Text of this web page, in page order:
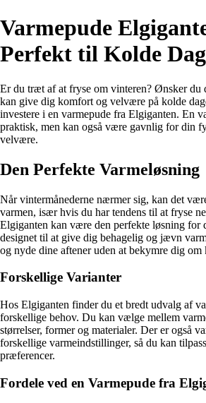
Varmepude
Perfekt til Kolde
Er du træt af at fryse om vinteren? Ønsker du
kan give dig komfort og velvære på kolde
investere i en varmepude fra Elgiganten. En
praktisk, men kan også være gavnlig for din
velvære.
Den Perfekte Varmeløsning
Når vintermånederne nærmer sig, kan det
varmen, især hvis du har tendens til at fryse
Elgiganten kan være den perfekte løsning for
designet til at give dig behagelig og jævn
og nyde dine aftener uden at bekymre dig om
Forskellige Varianter
Hos Elgiganten finder du et bredt udvalg af
forskellige behov. Du kan vælge mellem
størrelser, former og materialer. Der er også
forskellige varmeindstillinger, så du kan
præferencer.
Fordele ved en Varmepude fra